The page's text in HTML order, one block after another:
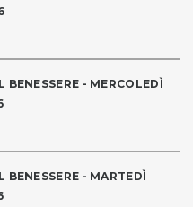
BENESSERE - MERCOLEDÌ
BENESSERE - MARTEDÌ